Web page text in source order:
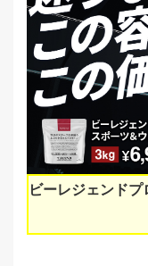
ビーレジェンドプ